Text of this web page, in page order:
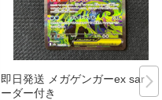
即日発送 メガゲンガーex sar ロ
ーダー付き